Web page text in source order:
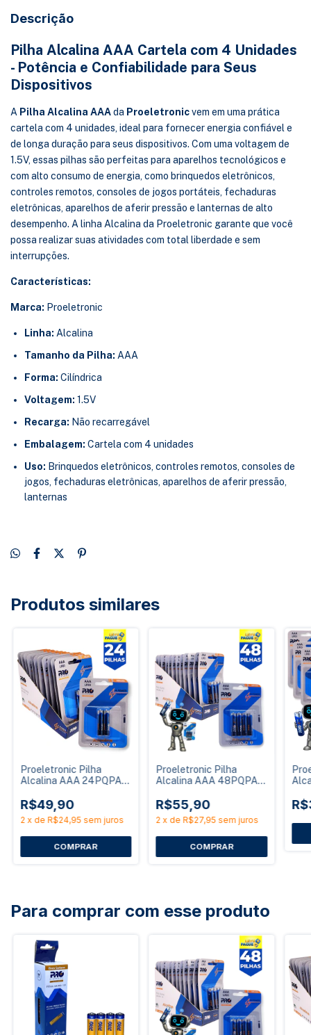
Descrição
Pilha Alcalina AAA Cartela com 4 Unidades
- Potência e Confiabilidade para Seus
Dispositivos
A Pilha Alcalina AAAda Proeletronicvem em uma prática
cartela com 4 unidades, ideal para fornecer energia confiável e
de longa duração para seus dispositivos. Com uma voltagem de
1.5V, essas pilhas são perfeitas para aparelhos tecnológicos e
com alto consumo de energia, como brinquedos eletrônicos,
controles remotos, consoles de jogos portáteis, fechaduras
eletrônicas, aparelhos de aferir pressão e lanternas de alto
desempenho. A linha Alcalina da Proeletronic garante que você
possa realizar suas atividades com total liberdade e sem
interrupções.
Características:
Marca: Proeletronic
Linha: Alcalina
Tamanho da Pilha: AAA
Forma: Cilíndrica
Voltagem: 1.5V
Recarga: Não recarregável
Embalagem: Cartela com 4 unidades
Uso: Brinquedos eletrônicos, controles remotos, consoles de
jogos, fechaduras eletrônicas, aparelhos de aferir pressão,
lanternas
Produtos similares
Proeletronic Pilha
Alcalina AAA 24PQPA-
Unidades
R$49,90
2 x de R$24,95 sem juros
Proeletronic Pilha
Alcalina AAA 48PQPA-
48 Unidades
R$55,90
2 x de R$27,95 sem juros
16
Para comprar com esse produto